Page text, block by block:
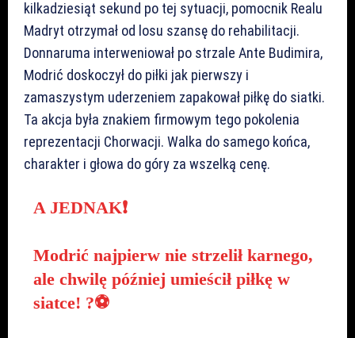
kilkadziesiąt sekund po tej sytuacji, pomocnik Realu
Madryt otrzymał od losu szansę do rehabilitacji.
Donnaruma interweniował po strzale Ante Budimira,
Modrić doskoczył do piłki jak pierwszy i
zamaszystym uderzeniem zapakował piłkę do siatki.
Ta akcja była znakiem firmowym tego pokolenia
reprezentacji Chorwacji. Walka do samego końca,
charakter i głowa do góry za wszelką cenę.
A JEDNAK❗️
Modrić najpierw nie strzelił karnego,
ale chwilę później umieścił piłkę w
siatce! ?⚽️